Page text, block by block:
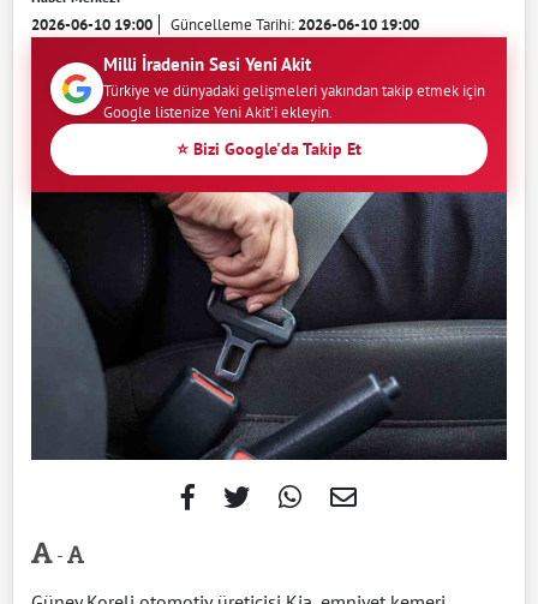
2026-06-10 19:00 Güncelleme Tarihi:2026-06-10 19:00
Milli İradenin Sesi Yeni Akit
Türkiye ve dünyadaki gelişmeleri yakından takip etmek için
Google listenize Yeni Akit'i ekleyin.
⭐ Bizi Google'da Takip Et
-